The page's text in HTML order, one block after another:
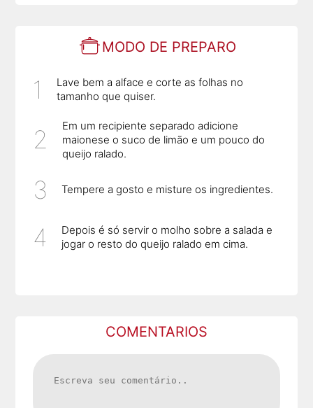
MODO DE PREPARO
Lave bem a alface e corte as folhas no
tamanho que quiser.
Em um recipiente separado adicione
maionese o suco de limão e um pouco do
queijo ralado.
Tempere a gosto e misture os ingredientes.
Depois é só servir o molho sobre a salada e
jogar o resto do queijo ralado em cima.
COMENTARIOS